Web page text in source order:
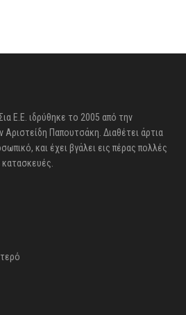
Ε.Ε. ιδρύθηκε το 2005 από την
Αριστείδη Παπουτσάκη. Διαθέτει άρτια
και έχει βγάλει εις πέρας πολλές
κατασκευές.